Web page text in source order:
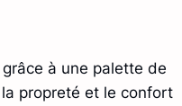
grâce à une palette de
propreté et le confort